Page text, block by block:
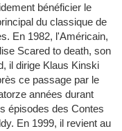
bénéficier le
du classique de
En 1982, l'Américain,
Scared to death, son
il dirige Klaus Kinski
ce passage par le
années durant
épisodes des Contes
En 1999, il revient au